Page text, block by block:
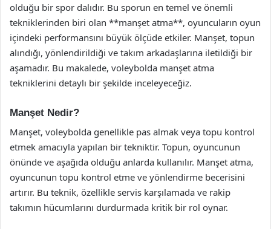
olduğu bir spor dalıdır. Bu sporun en temel ve önemli
tekniklerinden biri olan **manşet atma**, oyuncuların oyun
içindeki performansını büyük ölçüde etkiler. Manşet, topun
alındığı, yönlendirildiği ve takım arkadaşlarına iletildiği bir
aşamadır. Bu makalede, voleybolda manşet atma
tekniklerini detaylı bir şekilde inceleyeceğiz.
Manşet Nedir?
Manşet, voleybolda genellikle pas almak veya topu kontrol
etmek amacıyla yapılan bir tekniktir. Topun, oyuncunun
önünde ve aşağıda olduğu anlarda kullanılır. Manşet atma,
oyuncunun topu kontrol etme ve yönlendirme becerisini
artırır. Bu teknik, özellikle servis karşılamada ve rakip
takımın hücumlarını durdurmada kritik bir rol oynar.